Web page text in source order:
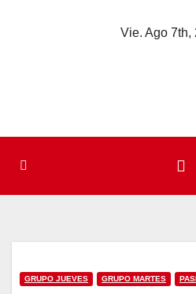
Vie. Ago 7th,
GRUPO JUEVES GRUPO MARTES